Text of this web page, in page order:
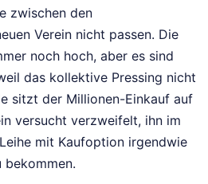
zwischen den
Verein nicht passen. Die
noch hoch, aber es sind
das kollektive Pressing nicht
sitzt der Millionen-Einkauf auf
versucht verzweifelt, ihn im
mit Kaufoption irgendwie
bekommen.